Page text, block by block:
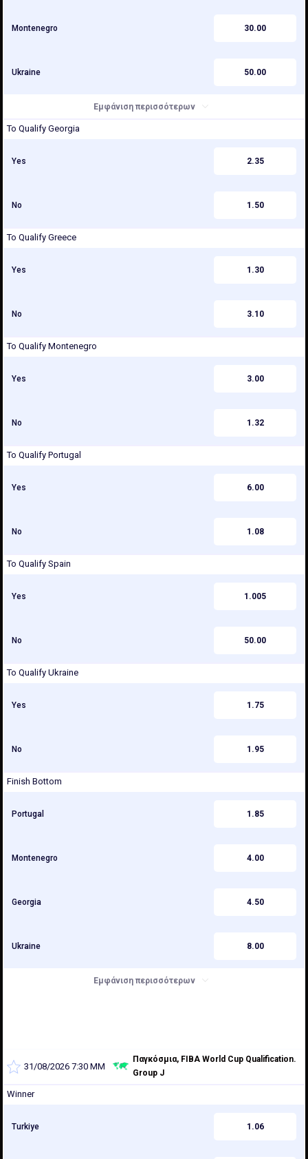
Montenegro 30.00
Ukraine 50.00
Εμφάνιση περισσότερων
To Qualify Georgia
Yes 2.35
No 1.50
To Qualify Greece
Yes 1.30
No 3.10
To Qualify Montenegro
Yes 3.00
No 1.32
To Qualify Portugal
Yes 6.00
No 1.08
To Qualify Spain
Yes 1.005
No 50.00
To Qualify Ukraine
Yes 1.75
No 1.95
Finish Bottom
Portugal 1.85
Montenegro 4.00
Georgia 4.50
Ukraine 8.00
Εμφάνιση περισσότερων
31/08/2026 7:30 ΜΜ
Παγκόσμια, FIBA World Cup Qualification.
Group J
Winner
Turkiye 1.06